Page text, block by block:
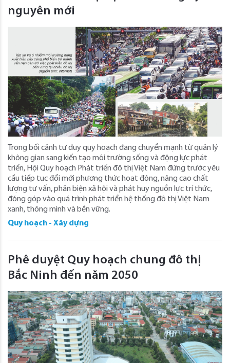
nguyên mới
Trong bối cảnh tư duy quy hoạch đang chuyển mạnh từ quản lý
không gian sang kiến tạo môi trường sống và động lực phát
triển, Hội Quy hoạch Phát triển đô thị Việt Nam đứng trước yêu
cầu tiếp tục đổi mới phương thức hoạt động, nâng cao chất
lượng tư vấn, phản biện xã hội và phát huy nguồn lực trí thức,
đóng góp vào quá trình phát triển hệ thống đô thị Việt Nam
xanh, thông minh và bền vững.
Quy hoạch - Xây dựng
Phê duyệt Quy hoạch chung đô thị
Bắc Ninh đến năm 2050